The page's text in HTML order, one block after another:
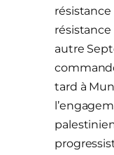
résistance
autre
tard à